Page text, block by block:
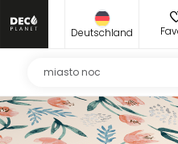
Deutschland